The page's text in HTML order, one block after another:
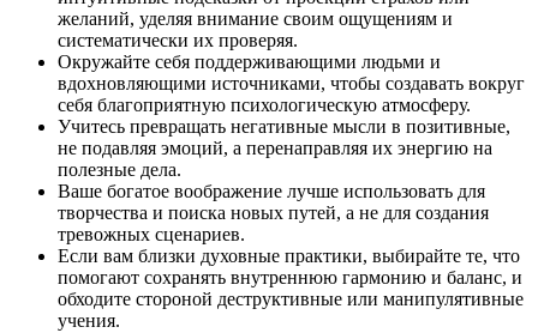
желаний, уделяя внимание своим ощущениям и
систематически их проверяя.
Окружайте себя поддерживающими людьми и
вдохновляющими источниками, чтобы создавать вокруг
себя благоприятную психологическую атмосферу.
Учитесь превращать негативные мысли в позитивные,
не подавляя эмоций, а перенаправляя их энергию на
полезные дела.
Ваше богатое воображение лучше использовать для
творчества и поиска новых путей, а не для создания
тревожных сценариев.
Если вам близки духовные практики, выбирайте те, что
помогают сохранять внутреннюю гармонию и баланс, и
обходите стороной деструктивные или манипулятивные
учения.